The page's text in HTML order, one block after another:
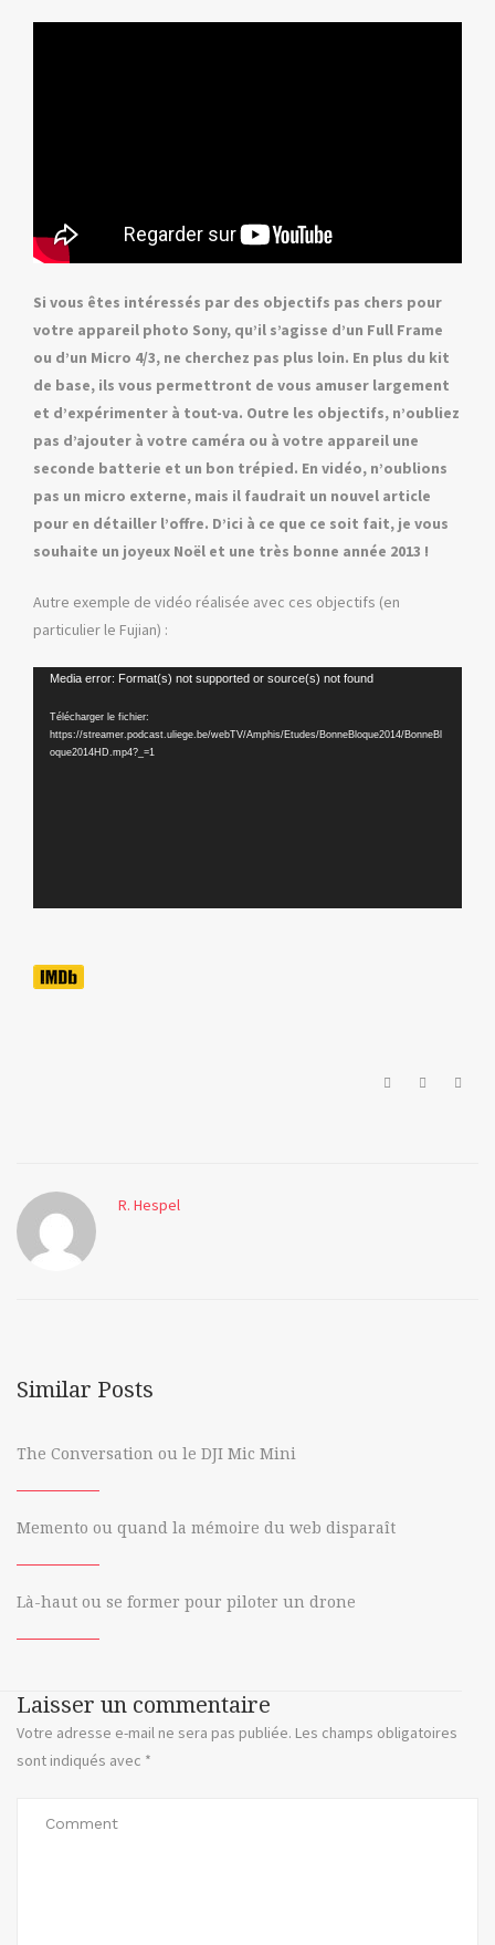
Si vous êtes intéressés par des objectifs pas chers pour
votre appareil photo Sony, qu’il s’agisse d’un Full Frame
ou d’un Micro 4/3, ne cherchez pas plus loin. En plus du kit
de base, ils vous permettront de vous amuser largement
et d’expérimenter à tout-va. Outre les objectifs, n’oubliez
pas d’ajouter à votre caméra ou à votre appareil une
seconde batterie et un bon trépied. En vidéo, n’oublions
pas un micro externe, mais il faudrait un nouvel article
pour en détailler l’offre. D’ici à ce que ce soit fait, je vous
souhaite un joyeux Noël et une très bonne année 2013 !
Autre exemple de vidéo réalisée avec ces objectifs (en
particulier le Fujian) :
Lecteur
vidéo
Media error: Format(s) not supported or source(s) not found
Télécharger le fichier:
https://streamer.podcast.uliege.be/webTV/Amphis/Etudes/BonneBloque2014/BonneBl
oque2014HD.mp4?_=1
cailloux
helios
m42
nex
objectif
magic
R. Hespel
Similar Posts
The Conversation ou le DJI Mic Mini
Memento ou quand la mémoire du web disparaît
Là-haut ou se former pour piloter un drone
Laisser un commentaire
Votre adresse e-mail ne sera pas publiée. Les champs obligatoires
sont indiqués avec *